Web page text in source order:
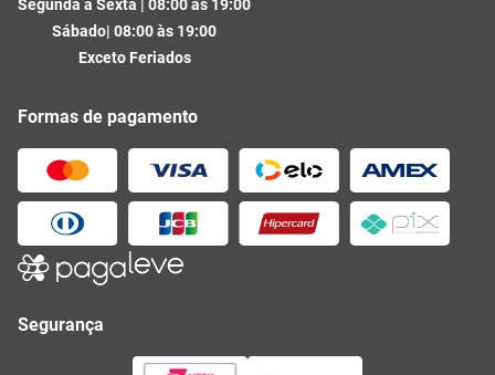
Segunda a Sexta | 08:00 às 19:00
Sábado| 08:00 às 19:00
Exceto Feriados
Formas de pagamento
Segurança